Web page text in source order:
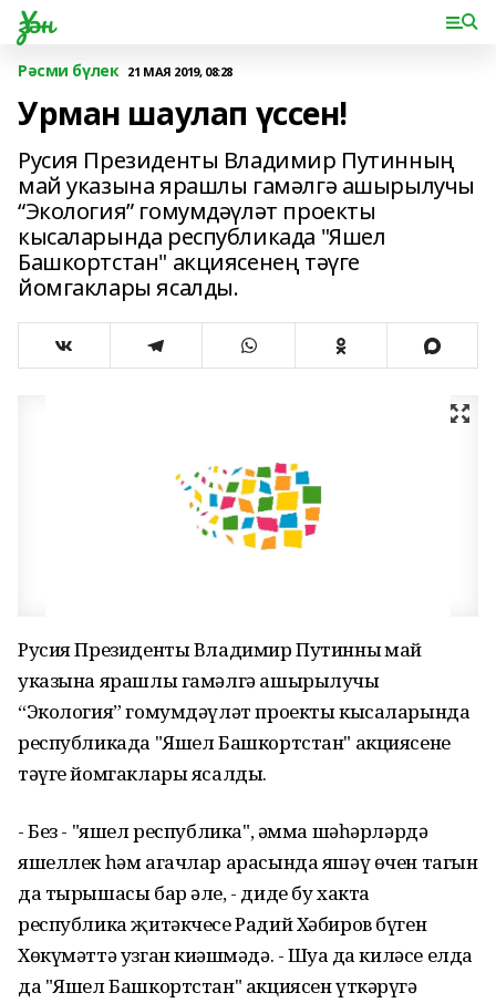
Үзән
Рәсми бүлек 21 МАЯ 2019, 08:28
Урман шаулап үссен!
Русия Президенты Владимир Путинның
май указына ярашлы гамәлгә ашырылучы
“Экология” гомумдәүләт проекты
кысаларында республикада "Яшел
Башкортстан" акциясенең тәүге
йомгаклары ясалды.
Русия Президенты Владимир Путинның май
указына ярашлы гамәлгә ашырылучы
“Экология” гомумдәүләт проекты кысаларында
республикада "Яшел Башкортстан" акциясенең
тәүге йомгаклары ясалды.
- Без - "яшел республика", әмма шәһәрләрдә
яшеллек һәм агачлар арасында яшәү өчен тагын
да тырышасы бар әле, - диде бу хакта
республика җитәкчесе Радий Хәбиров бүген
Хөкүмәттә узган киңәшмәдә. - Шуңа да киләсе елда
да "Яшел Башкортстан" акциясен үткәрүгә